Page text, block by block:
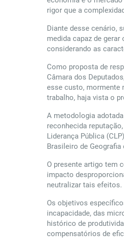
rigor que a
Diante desse cenário,
medida capaz de
considerando as
Como proposta de
Câmara dos
esse custo, mormente
trabalho, haja vista o
A metodologia
reconhecida
Liderança Pública
Brasileiro de
O presente artigo tem
impacto
neutralizar tais efeitos.
Os objetivos
incapacidade, das
histórico de
compensatórios de